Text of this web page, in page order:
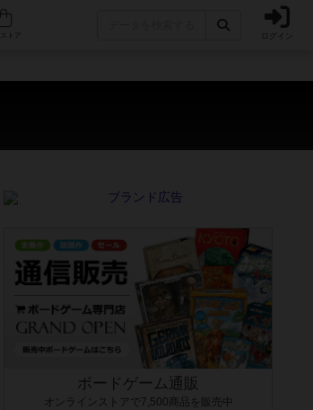
ードゲーム ログイン
時間や参加者へのルール説明時間は含まれていないため、初めて
タジー・クッキング・海賊同士の対決など、ゲームコンセプトを絞
いる方向けの絞込機能です。例えば「ダイスロール」はランダ
ボードゲーム通販
オンラインストアで7,500商品を販売中